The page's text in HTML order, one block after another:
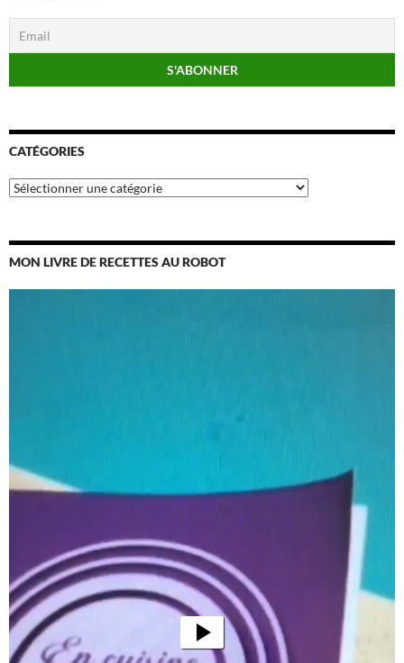
CATÉGORIES
Catégories
MON LIVRE DE RECETTES AU ROBOT